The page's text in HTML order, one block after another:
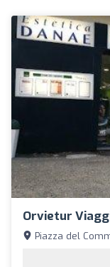
Orvietur
Piazza del